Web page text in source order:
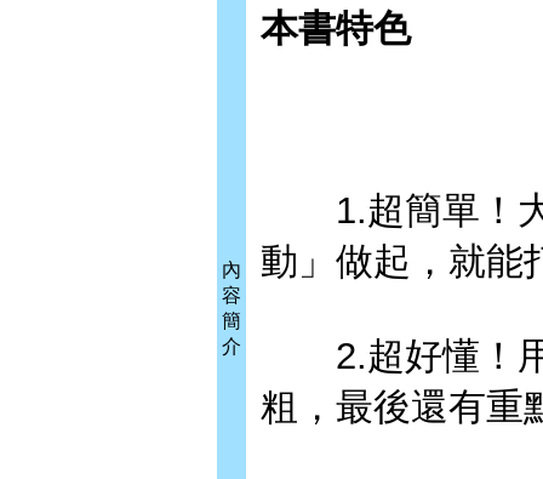
內
容
簡
介
本書特色
1.超簡單！大
動」做起，就能
2.超好懂！用
粗，最後還有重